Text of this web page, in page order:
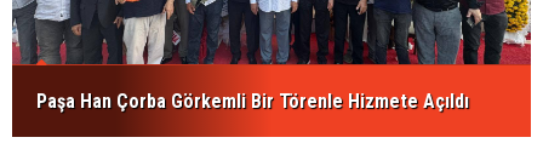
Paşa Han Çorba Görkemli Bir Törenle Hizmete Açıldı